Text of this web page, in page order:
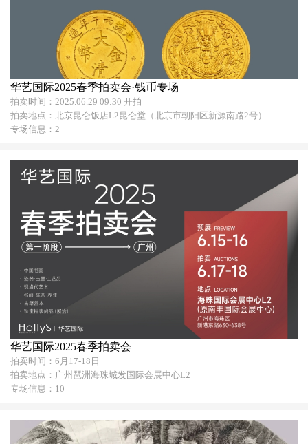
华艺国际2025春季拍卖会·钱币专场
拍卖时间：2025.06.29 09:30 开拍
拍卖地点：北京昆仑饭店L2昆仑堂（北京市朝阳区新源南路2号）
专场信息：2
华艺国际2025春季拍卖会
拍卖时间：6月17-18日
拍卖地点：广州琶洲海珠城发国际会展中心L2
专场信息：10